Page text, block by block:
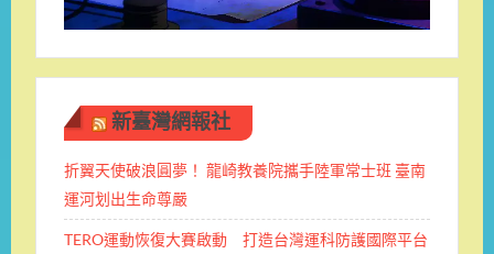
新臺灣網報社
折翼天使破浪圓夢！ 龍崎教養院攜手陸軍常士班 ​臺南
運河划出生命尊嚴
TERO運動恢復大賽啟動 打造台灣運科防護國際平台